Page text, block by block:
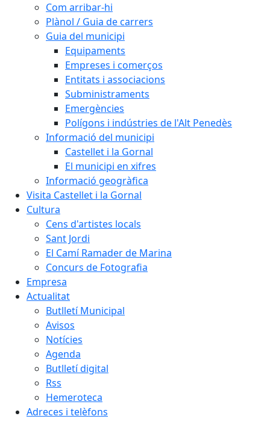
Com arribar-hi
Plànol / Guia de carrers
Guia del municipi
Equipaments
Empreses i comerços
Entitats i associacions
Subministraments
Emergències
Polígons i indústries de l'Alt Penedès
Informació del municipi
Castellet i la Gornal
El municipi en xifres
Informació geogràfica
Visita Castellet i la Gornal
Cultura
Cens d'artistes locals
Sant Jordi
El Camí Ramader de Marina
Concurs de Fotografia
Empresa
Actualitat
Butlletí Municipal
Avisos
Notícies
Agenda
Butlletí digital
Rss
Hemeroteca
Adreces i telèfons